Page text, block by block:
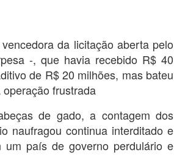
da licitação aberta pelo
-, que havia recebido R$ 40
de R$ 20 milhões, mas bateu
frustrada
de gado, a contagem dos
naufragou continua interditado e
um país de governo perdulário e